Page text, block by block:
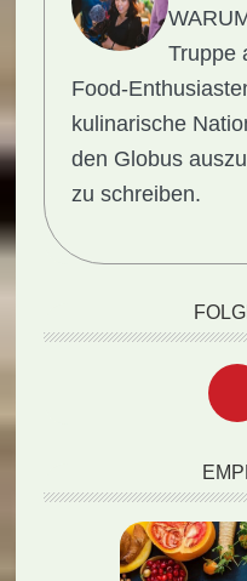
Truppe
Food-
kulinarische
den Globus
zu schreiben.